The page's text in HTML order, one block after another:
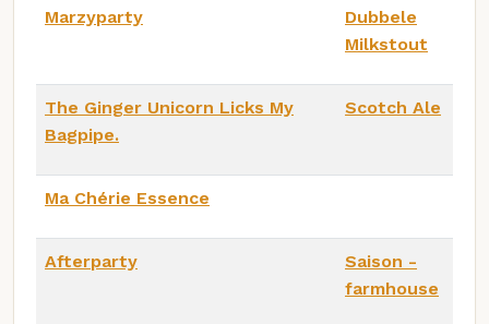
Marzyparty
Dubbele
Milkstout
The Ginger Unicorn Licks My
Bagpipe.
Scotch Ale
Ma Chérie Essence
Afterparty
Saison -
farmhouse